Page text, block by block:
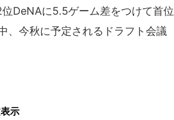
DeNAに5.5ゲーム差をつけて首位
、今秋に予定されるドラフト会議
示